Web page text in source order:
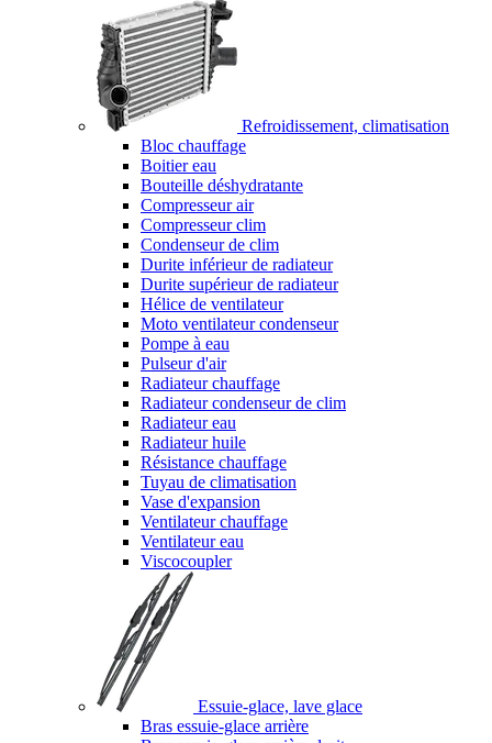
Refroidissement, climatisation
Bloc chauffage
Boitier eau
Bouteille déshydratante
Compresseur air
Compresseur clim
Condenseur de clim
Durite inférieur de radiateur
Durite supérieur de radiateur
Hélice de ventilateur
Moto ventilateur condenseur
Pompe à eau
Pulseur d'air
Radiateur chauffage
Radiateur condenseur de clim
Radiateur eau
Radiateur huile
Résistance chauffage
Tuyau de climatisation
Vase d'expansion
Ventilateur chauffage
Ventilateur eau
Viscocoupler
Essuie-glace, lave glace
Bras essuie-glace arrière